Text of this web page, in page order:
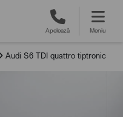
Apelează Meniu
Audi S6 TDI quattro tiptronic